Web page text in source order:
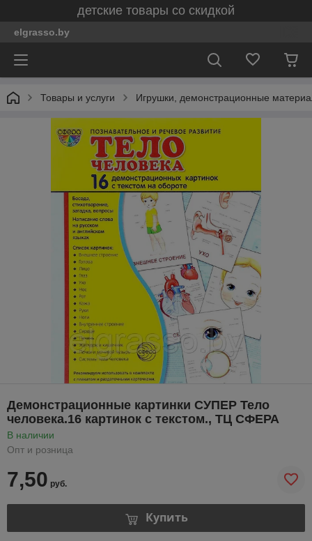
детские товары со скидкой
elgrasso.by
Товары и услуги Игрушки, демонстрационные
Демонстрационные картинки СУПЕР Тело
человека.16 картинок с текстом., ТЦ СФЕРА
В наличии
Опт и розница
7,50 руб.
Купить